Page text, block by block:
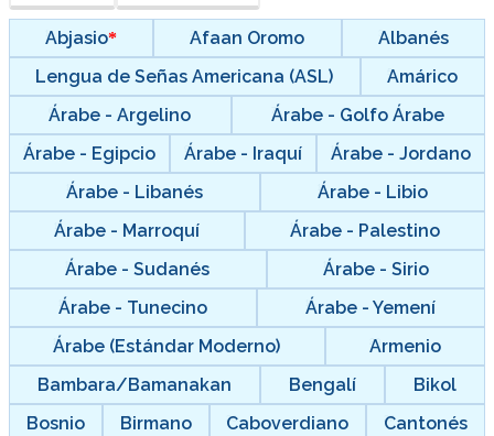
Abjasio Afaan Oromo
Albanés
Lengua de Señas Americana (ASL)
Amárico
Árabe - Argelino
Árabe - Golfo Árabe
Árabe - Egipcio
Árabe - Iraquí
Árabe - Jordano
Árabe - Libanés
Árabe - Libio
Árabe - Marroquí
Árabe - Palestino
Árabe - Sudanés
Árabe - Sirio
Árabe - Tunecino
Árabe - Yemení
Árabe (Estándar Moderno)
Armenio
Bambara/Bamanakan
Bengalí
Bikol
Bosnio
Birmano Caboverdiano
Cantonés